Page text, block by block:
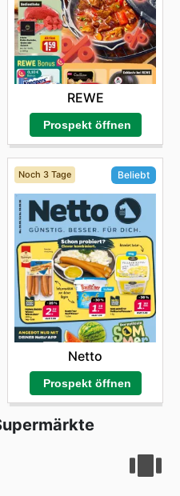
REWE
Prospekt öffnen
Noch 3 Tage Beliebt
Netto
Prospekt öffnen